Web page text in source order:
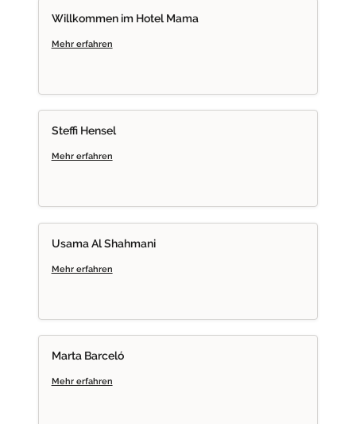
Willkommen im Hotel Mama
Mehr erfahren
SH
Steffi Hensel
Mehr erfahren
UAS
Usama Al Shahmani
Mehr erfahren
MB
Marta Barceló
Mehr erfahren